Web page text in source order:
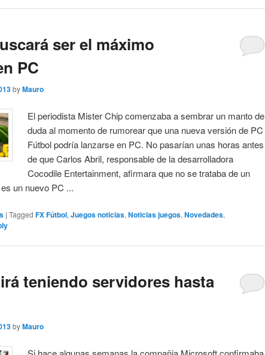
ser el máximo
PC
byMauro
El periodista Mister Chip comenzaba a sembrar un manto de
duda al momento de rumorear que una nueva versión de PC
Fútbol podría lanzarse en PC. No pasarían unas horas antes
de que Carlos Abril, responsable de la desarrolladora
Cocodile Entertainment, afirmara que no se trataba de un
un nuevo PC ...
|Tagged FX Fútbol,Juegos noticias,Noticias juegos,Novedades,
teniendo servidores hasta
byMauro